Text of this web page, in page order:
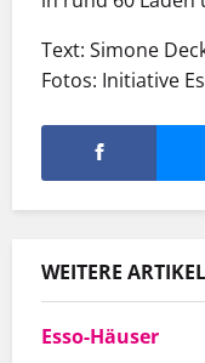
Text: Simone
Fotos: Initiative
WEITERE
Esso-Häuser